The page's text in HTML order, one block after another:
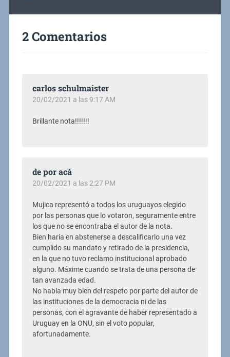
2 Comentarios
carlos schulmaister
20/02/2021 a las 9:17 AM
Brillante nota!!!!!!!
de por acá
20/02/2021 a las 2:27 PM
Mujica representó a todos los uruguayos elegido
por las personas que lo votaron, seguramente entre
los que no se encontraba el autor de la nota.
Bien haría en abstenerse a descalificarlo una vez
cumplido su mandato y retirado de la presidencia,
en la que no tuvo reclamo institucional aprobado
alguno. Máxime cuando se trata de una persona de
tan avanzada edad.
No habla muy bien del respeto por parte del autor de
las instituciones de la democracia ni de las
personas, con el agravante de haber representado a
Uruguay en la ONU, sin el voto popular,
afortunadamente.